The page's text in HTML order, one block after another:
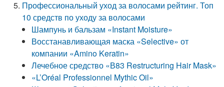
Профессиональный уход за волосами рейтинг. Топ
10 средств по уходу за волосами
Шампунь и бальзам «Instant Moisture»
Восстанавливающая маска «Selective» от
компании «Amino Keratin»
Лечебное средство «В83 Restructuring Hair Mask»
«L’Oréal Professionnel Mythic Oil»